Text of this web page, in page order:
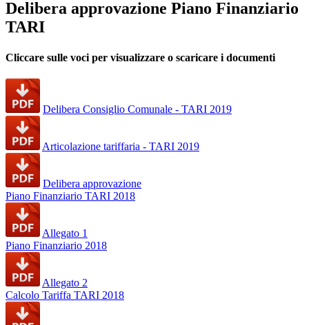
Delibera approvazione Piano Finanziario
TARI
Cliccare sulle voci per visualizzare o scaricare i documenti
Delibera Consiglio Comunale - TARI 2019
Articolazione tariffaria - TARI 2019
Delibera approvazione
Piano Finanziario TARI 2018
Allegato 1
Piano Finanziario 2018
Allegato 2
Calcolo Tariffa TARI 2018